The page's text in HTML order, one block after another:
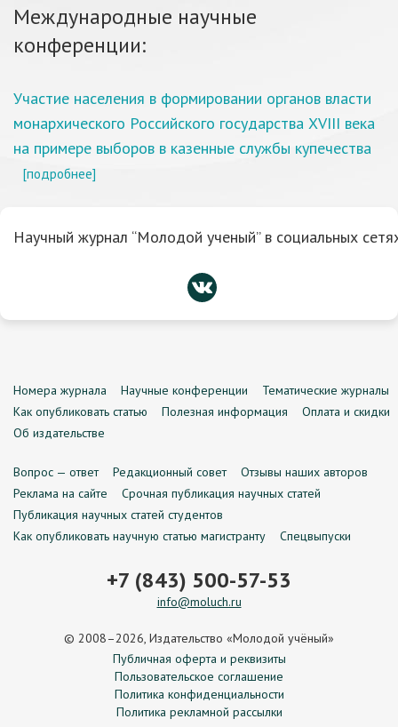
Международные научные
конференции:
Участие населения в формировании органов власти
монархического Российского государства XVIII века
на примере выборов в казенные службы купечества
[подробнее]
Научный журнал “Молодой ученый” в социальных
Номера журнала Научные конференции
Тематические журналы
Как опубликовать статью
Полезная информация
Оплата и скидки
Об издательстве
Вопрос — ответ Редакционный совет
Отзывы наших авторов
Реклама на сайте
Срочная публикация научных статей
Публикация научных статей студентов
Как опубликовать научную статью магистранту
Спецвыпуски
+7 (843) 500-57-53
info@moluch.ru
© 2008–2026, Издательство «Молодой учёный»
Публичная оферта и реквизиты
Пользовательское соглашение
Политика конфиденциальности
Политика рекламной рассылки